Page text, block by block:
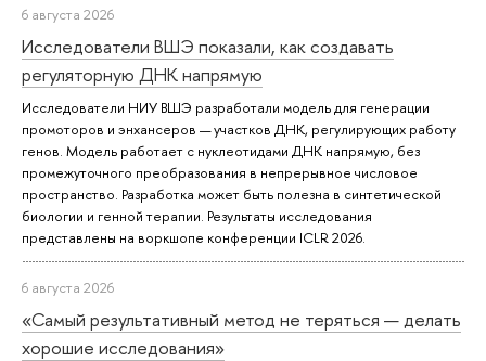
6 августа 2026
Исследователи ВШЭ показали, как создавать
регуляторную ДНК напрямую
Исследователи НИУ ВШЭ разработали модель для генерации
промоторов и энхансеров — участков ДНК, регулирующих работу
генов. Модель работает с нуклеотидами ДНК напрямую, без
промежуточного преобразования в непрерывное числовое
пространство. Разработка может быть полезна в синтетической
биологии и генной терапии. Результаты исследования
представлены на воркшопе конференции ICLR 2026.
6 августа 2026
«Самый результативный метод не теряться — делать
хорошие исследования»